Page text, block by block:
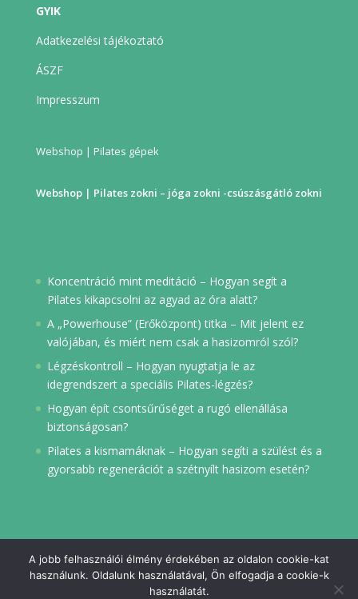
GYIK
Adatkezelési tájékoztató
ÁSZF
Impresszum
Webshop | Pilates gépek
Webshop | Pilates zokni – jóga zokni -csúszásgátló zokni
Koncentráció mint meditáció – Hogyan segít a
Pilates kikapcsolni az agyad az óra alatt?
A „Powerhouse” (Erőközpont) titka – Mit jelent ez
valójában, és miért nem csak a hasizomról szól?
Légzéskontroll – Hogyan nyugtatja le az
idegrendszert a speciális Pilates-légzés?
Hogyan épít csontsűrűséget a rugó ellenállása
biztonságosan?
Pilates a kismamáknak – Hogyan segíti a szülést és a
gyorsabb regenerációt a szétnyílt hasizom esetén?
A jobb felhasználói élmény érdekében az oldalon cookie-kat
használunk. Oldalunk használatával, Ön elfogadja a cookie-k
használatát.